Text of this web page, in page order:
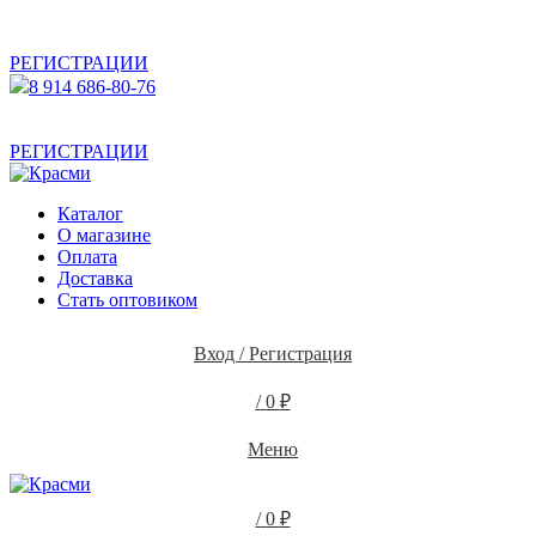
РЕГИСТРАЦИИ
8 914 686-80-76
РЕГИСТРАЦИИ
Каталог
О магазине
Оплата
Доставка
Стать оптовиком
Вход / Регистрация
/ 0 ₽
Меню
/ 0 ₽